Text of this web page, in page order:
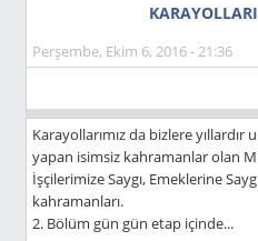
Perşembe, Ekim 6, 2016 - 21:36
Karayollarımız da bizlere yıllardır
yapan isimsiz kahramanlar olan
İşçilerimize Saygı, Emeklerine
kahramanları.
2. Bölüm gün gün etap içinde...